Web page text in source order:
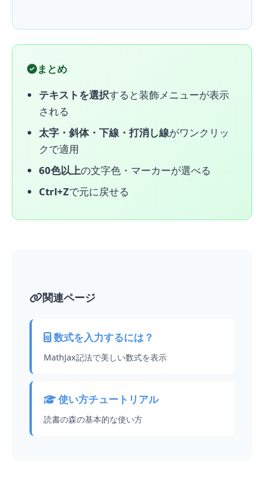
まとめ
テキストを選択すると装飾メニューが表示
される
太字・斜体・下線・打消し線がワンクリッ
クで適用
60色以上の文字色・マーカーが選べる
Ctrl+Zで元に戻せる
関連ページ
数式を入力するには？
MathJax記法で美しい数式を表示
使い方チュートリアル
読書の森の基本的な使い方